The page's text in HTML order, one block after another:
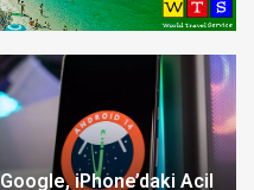
Google, iPhone’daki Acil